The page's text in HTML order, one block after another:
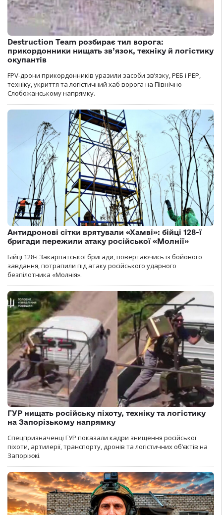
Destruction Team розбирає тил ворога:
прикордонники нищать зв’язок, техніку й логістику
окупантів
FPV-дрони прикордонників уразили засоби зв’язку, РЕБ і РЕР,
техніку, укриття та логістичний хаб ворога на Північно-
Слобожанському напрямку.
Антидронові сітки врятували «Хамві»: бійці 128-ї
бригади пережили атаку російської «Молнії»
Бійці 128-ї Закарпатської бригади, повертаючись із бойового
завдання, потрапили під атаку російського ударного
безпілотника «Молнія».
ГУР нищать російську піхоту, техніку та логістику
на Запорізькому напрямку
Спецпризначенці ГУР показали кадри знищення російської
піхоти, артилерії, транспорту, дронів та логістичних об’єктів на
Запоріжжі.